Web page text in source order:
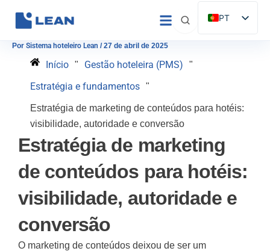
PT
ES
Por Sistema hoteleiro Lean /27 de abril de 2025
Início " Gestão hoteleira (PMS) "
Estratégia e fundamentos "
Estratégia de marketing de conteúdos para hotéis:
visibilidade, autoridade e conversão
Estratégia de marketing
de conteúdos para hotéis:
visibilidade, autoridade e
conversão
O marketing de conteúdos deixou de ser um